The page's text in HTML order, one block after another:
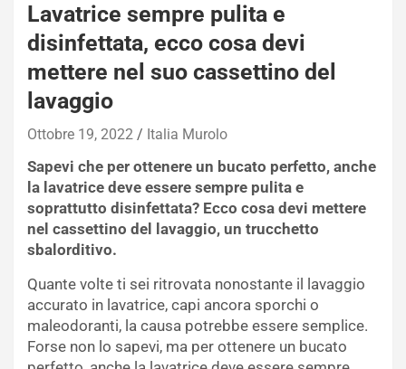
Lavatrice sempre pulita e
disinfettata, ecco cosa devi
mettere nel suo cassettino del
lavaggio
Ottobre 19, 2022 Italia Murolo
Sapevi che per ottenere un bucato perfetto, anche
la lavatrice deve essere sempre pulita e
soprattutto disinfettata? Ecco cosa devi mettere
nel cassettino del lavaggio, un trucchetto
sbalorditivo.
Quante volte ti sei ritrovata nonostante il lavaggio
accurato in lavatrice, capi ancora sporchi o
maleodoranti, la causa potrebbe essere semplice.
Forse non lo sapevi, ma per ottenere un bucato